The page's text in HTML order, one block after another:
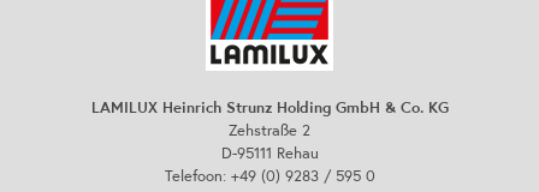
LAMILUX Heinrich Strunz Holding GmbH & Co. KG
Zehstraße 2
D-95111 Rehau
Telefoon: +49 (0) 9283 / 595 0